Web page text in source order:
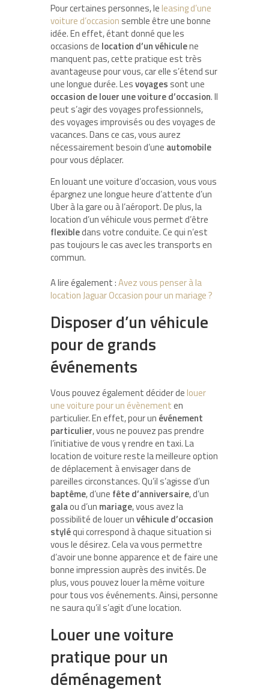
Pour certaines personnes, le leasing d’une
voiture d’occasion semble être une bonne
idée. En effet, étant donné que les
occasions de location d’unvéhiculene
manquent pas, cette pratique est très
avantageuse pour vous, car elle s’étend sur
une longue durée. Lesvoyages sont une
occasion de louer une voiture d’occasion. Il
peut s’agir des voyages professionnels,
des voyages improvisés ou des voyages de
vacances. Dans ce cas, vous aurez
nécessairement besoin d’une automobile
pour vous déplacer.
En louant une voiture d’occasion, vous vous
épargnez une longue heure d’attente d’un
Uber à la gare ou à l’aéroport. De plus, la
location d’un véhicule vous permet d’être
flexibledans votre conduite. Ce qui n’est
pas toujours le cas avec les transports en
commun.
A lire également :Avez vous penser à la
location Jaguar Occasion pour un mariage ?
Disposer d’un véhicule
pour de grands
événements
Vous pouvez également décider de louer
une voiture pour un évènementen
particulier. En effet, pour un événement
particulier, vous ne pouvez pas prendre
l’initiative de vous y rendre en taxi. La
location de voiture reste la meilleure option
de déplacement à envisager dans de
pareilles circonstances. Qu’il s’agisse d’un
baptême, d’une fêted’anniversaire, d’un
galaou d’un mariage, vous avez la
possibilité de louer unvéhicule d’occasion
styléqui correspond à chaque situation si
vous le désirez. Cela va vous permettre
d’avoir une bonne apparence et de faire une
bonne impression auprès des invités. De
plus, vous pouvez louer la même voiture
pour tous vos événements. Ainsi, personne
ne saura qu’il s’agit d’une location.
Louer une voiture
pratique pour un
déménagement